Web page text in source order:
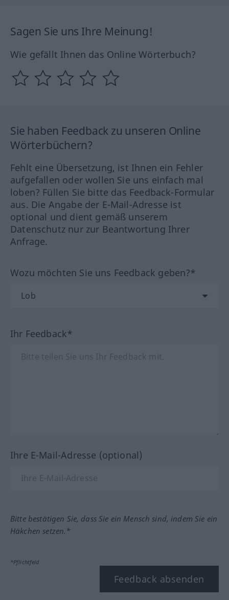
Sagen Sie uns Ihre Meinung!
Wie gefällt Ihnen das Online Wörterbuch?
Sie haben Feedback zu unseren Online
Wörterbüchern?
Fehlt eine Übersetzung, ist Ihnen ein Fehler
aufgefallen oder wollen Sie uns einfach mal
loben? Füllen Sie bitte das Feedback-Formular
aus. Die Angabe der E-Mail-Adresse ist
optional und dient gemäß unserem
Datenschutz nur zur Beantwortung Ihrer
Anfrage.
Wozu möchten Sie uns Feedback geben?*
Ihr Feedback*
Ihre E-Mail-Adresse (optional)
Bitte bestätigen Sie, dass Sie ein Mensch sind, indem Sie ein
Häkchen setzen.*
*Pflichtfeld
Feedback absenden